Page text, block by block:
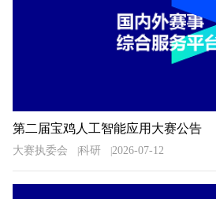
第二届宝鸡人工智能应用大赛公告
大赛执委会 科研 2026-07-12